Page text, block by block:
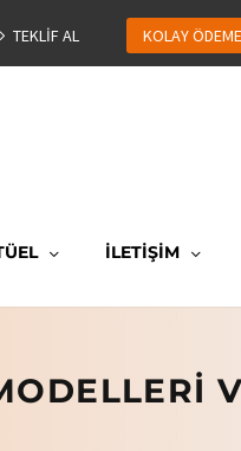
TEKLİF AL KOLAY ÖDEME
İLETİŞİM